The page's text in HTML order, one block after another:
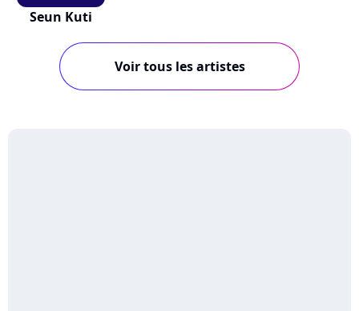
Seun Kuti
Voir tous les artistes